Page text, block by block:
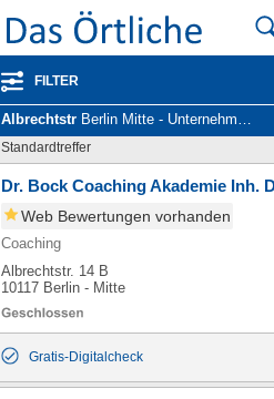
FILTER
Albrechtstr Berlin Mitte - Unternehmen und Personen
Standardtreffer
Dr. Bock Coaching Akademie Inh.
Web Bewertungen vorhanden
Coaching
Albrechtstr. 14 B
10117 Berlin - Mitte
Gratis-Digitalcheck